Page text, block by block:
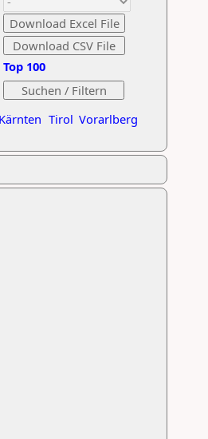
Kärnten Tirol Vorarlberg
Top 100